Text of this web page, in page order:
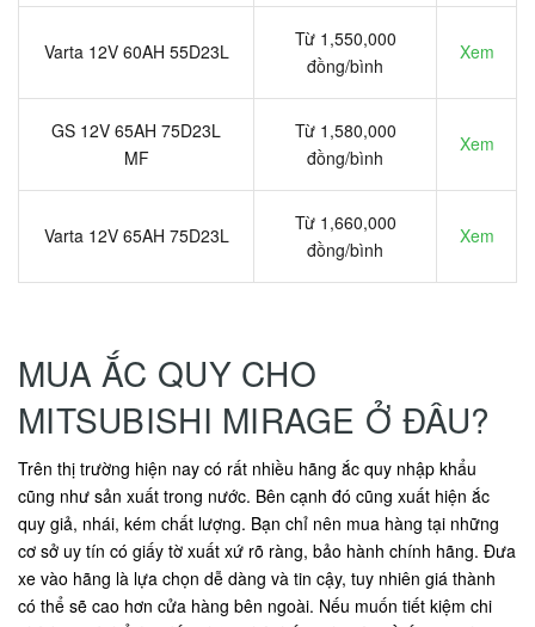
Varta 12V 60AH 55D23L
Từ 1,550,000
đồng/bình
Xem
GS 12V 65AH 75D23L
MF
Từ 1,580,000
đồng/bình
Xem
Varta 12V 65AH 75D23L
Từ 1,660,000
đồng/bình
Xem
MUA ẮC QUY CHO
MITSUBISHI MIRAGE Ở ĐÂU?
Trên thị trường hiện nay có rất nhiều hãng ắc quy nhập khẩu
cũng như sản xuất trong nước. Bên cạnh đó cũng xuất hiện ắc
quy giả, nhái, kém chất lượng. Bạn chỉ nên mua hàng tại những
cơ sở uy tín có giấy tờ xuất xứ rõ ràng, bảo hành chính hãng. Đưa
xe vào hãng là lựa chọn dễ dàng và tin cậy, tuy nhiên giá thành
có thể sẽ cao hơn cửa hàng bên ngoài. Nếu muốn tiết kiệm chi